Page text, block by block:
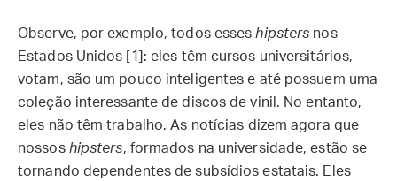
Observe, por exemplo, todos esseshipsters nos
Estados Unidos [1]: eles têm cursos universitários,
votam, são um pouco inteligentes e até possuem uma
coleção interessante de discos de vinil. No entanto,
eles não têm trabalho. As notícias dizem agora que
nossos hipsters, formados na universidade, estão se
tornando dependentes de subsídios estatais. Eles